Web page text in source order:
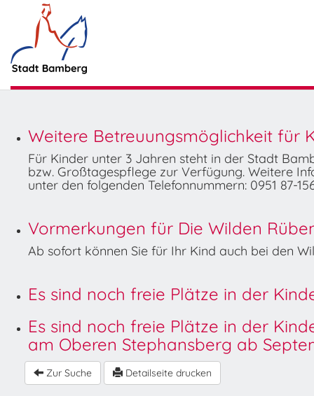
Weitere Betreuungsmöglichkeit für
Für Kinder unter 3 Jahren steht in der Stadt
bzw. Großtagespflege zur Verfügung. Weitere
unter den folgenden Telefonnummern: 0951 87-
Vormerkungen für Die Wilden
Ab sofort können Sie für Ihr Kind auch bei den
Es sind noch freie Plätze in der
Es sind noch freie Plätze in der
am Oberen Stephansberg ab
Zur Suche Detailseite drucken